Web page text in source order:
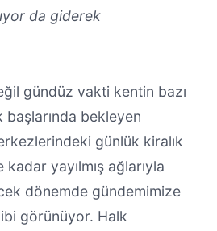
da giderek
gündüz vakti kentin bazı
bekleyen
günlük kiralık
yayılmış ağlarıyla
dönemde gündemimize
görünüyor. Halk